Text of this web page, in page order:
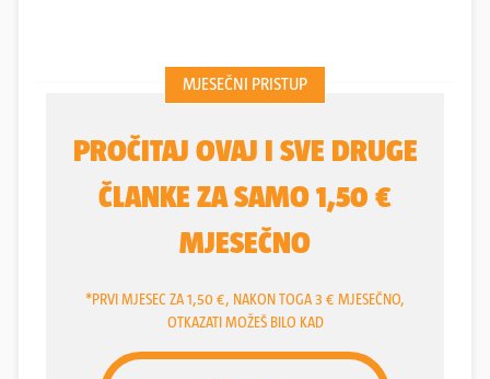
koju će teško itko nadmašiti - odmah je postao hit
na TikToku, mreži koja živi od oriđinala.